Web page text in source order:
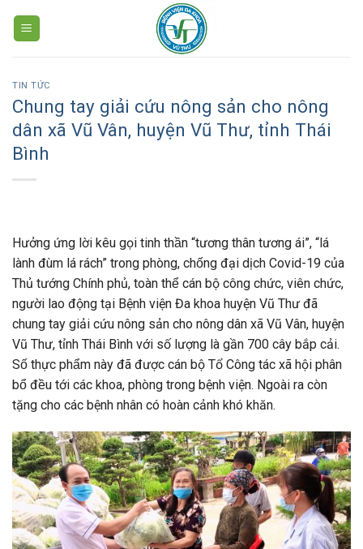
TIN TỨC
Chung tay giải cứu nông sản cho nông
dân xã Vũ Vân, huyện Vũ Thư, tỉnh Thái
Bình
Hưởng ứng lời kêu gọi tinh thần “tương thân tương ái”, “lá
lành đùm lá rách” trong phòng, chống đại dịch Covid-19 của
Thủ tướng Chính phủ, toàn thể cán bộ công chức, viên chức,
người lao động tại Bệnh viện Đa khoa huyện Vũ Thư đã
chung tay giải cứu nông sản cho nông dân xã Vũ Vân, huyện
Vũ Thư, tỉnh Thái Bình với số lượng là gần 700 cây bắp cải.
Số thực phẩm này đã được cán bộ Tổ Công tác xã hội phân
bổ đều tới các khoa, phòng trong bệnh viện. Ngoài ra còn
tặng cho các bệnh nhân có hoàn cảnh khó khăn.